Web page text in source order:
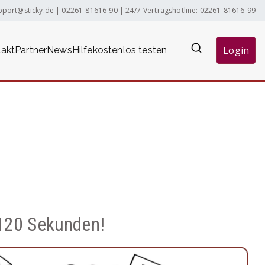
| 02261-81616-90| 24/7-Vertragshotline: 02261-81616-99
PartnerNewsHilfekostenlos testen Login
Sekunden!